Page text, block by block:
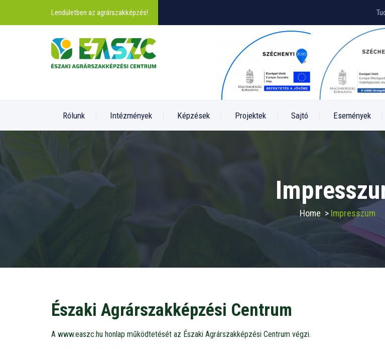
Lendületben az agrárszakképzés!
Rólunk Intézmények Képzések Projektek Sajtó Események
Home > Impresszum
Északi Agrárszakképzési Centrum
A www.easzc.hu honlap működtetését az Északi Agrárszakképzési Centrum végzi.